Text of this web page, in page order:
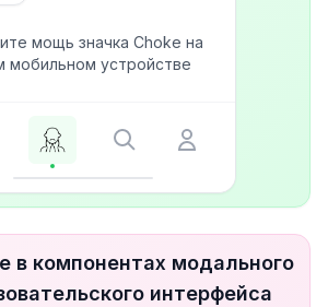
мощь значка Choke на
мобильном устройстве
в компонентах модального
интерфейса